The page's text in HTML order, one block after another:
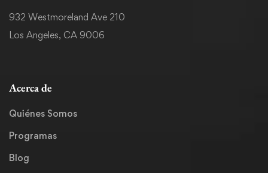
932 Westmoreland Ave 210
Los Angeles, CA 9006
Acerca de
Quiénes Somos
Programas
Blog